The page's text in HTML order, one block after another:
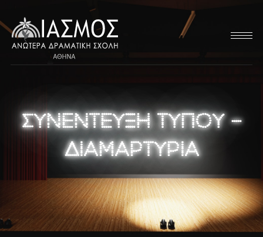
ΣΥΝΕΝΤΕΥΞΗ ΤΥΠΟΥ –
ΔΙΑΜΑΡΤΥΡΙΑ